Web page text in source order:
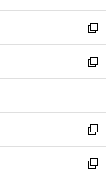
開
く
ウ
で
開
く
ン
ド
ウ
で
開
ウ
ィ
ン
ド
ウ
開
く
し
い
ウ
ィ
ン
ウ
で
開
く
新
し
い
ウ
ン
ド
ウ
で
新
し
ウ
ィ
ン
ド
新
し
い
新